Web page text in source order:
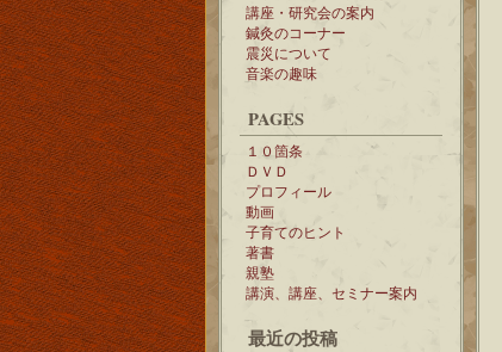
講座・研究会の案内
鍼灸のコーナー
震災について
音楽の趣味
PAGES
１０箇条
ＤＶＤ
プロフィール
動画
子育てのヒント
著書
親塾
講演、講座、セミナー案内
最近の投稿